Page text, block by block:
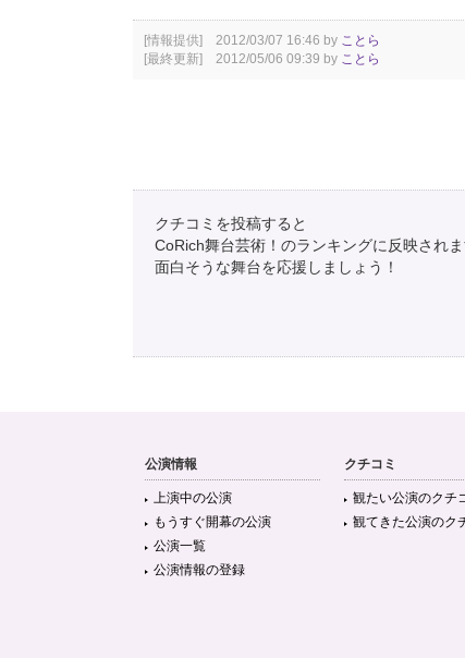
[情報提供] 2012/03/07 16:46 by ことら
[最終更新] 2012/05/06 09:39 by ことら
クチコミを投稿すると
CoRich舞台芸術！のランキングに反映されま
面白そうな舞台を応援しましょう！
公演情報
上演中の公演
もうすぐ開幕の公演
公演一覧
公演情報の登録
クチコミ
観たい公演のクチ
観てきた公演のク